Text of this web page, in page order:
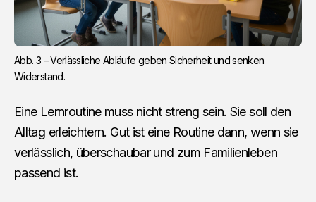
Abb. 3 – Verlässliche Abläufe geben Sicherheit und senken
Widerstand.
Eine Lernroutine muss nicht streng sein. Sie soll den
Alltag erleichtern. Gut ist eine Routine dann, wenn sie
verlässlich, überschaubar und zum Familienleben
passend ist.